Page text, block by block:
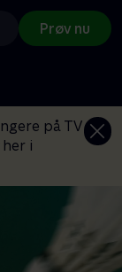
Prøv nu
på TV
i